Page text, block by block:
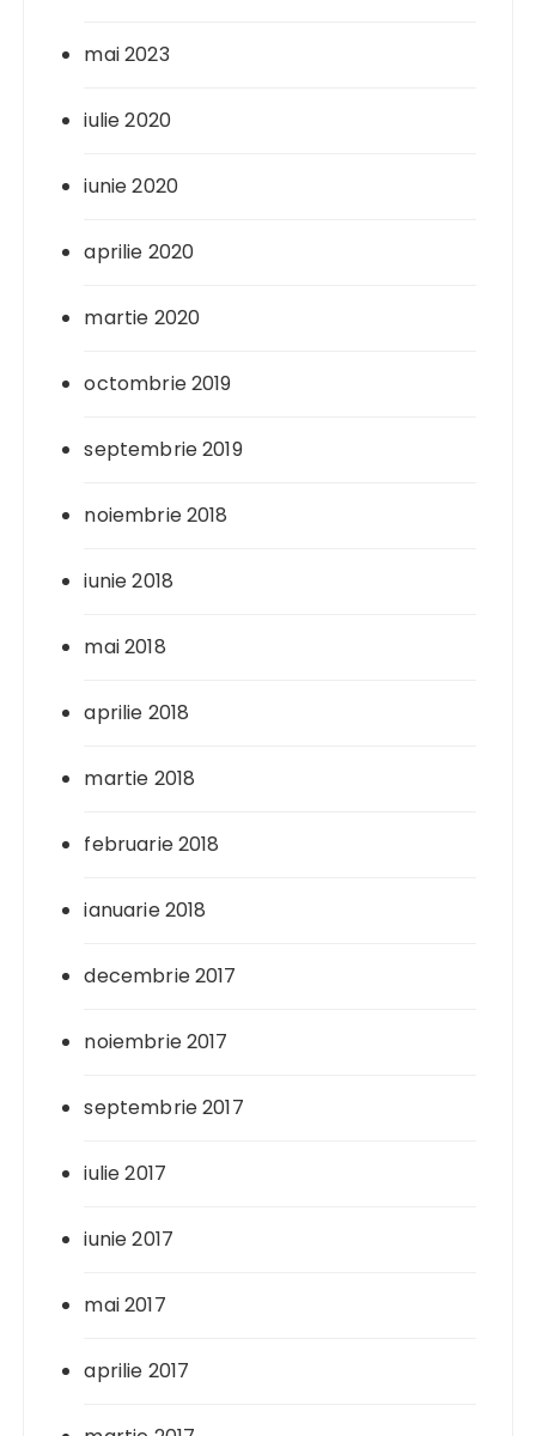
mai 2023
iulie 2020
iunie 2020
aprilie 2020
martie 2020
octombrie 2019
septembrie 2019
noiembrie 2018
iunie 2018
mai 2018
aprilie 2018
martie 2018
februarie 2018
ianuarie 2018
decembrie 2017
noiembrie 2017
septembrie 2017
iulie 2017
iunie 2017
mai 2017
aprilie 2017